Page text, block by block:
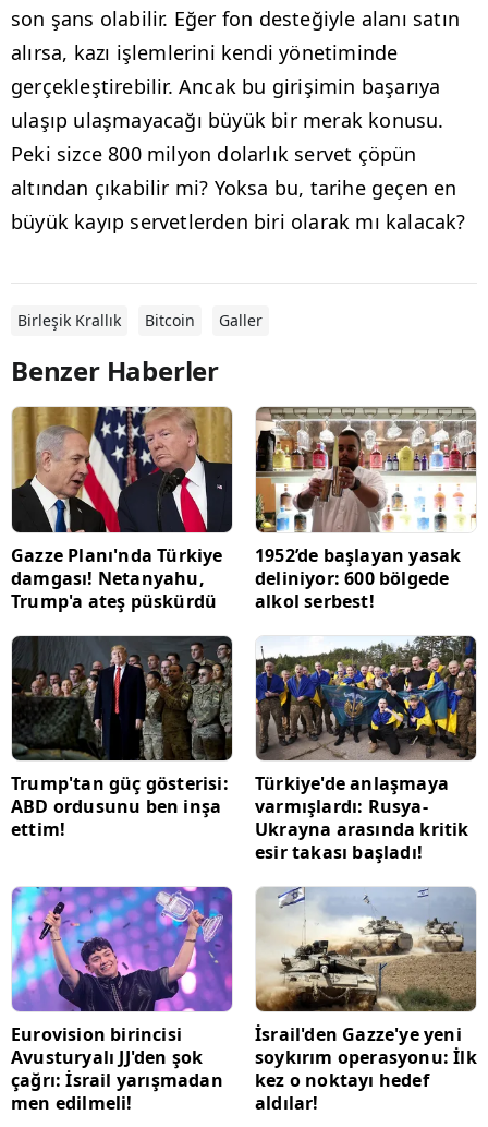
son şans olabilir. Eğer fon desteğiyle alanı satın
alırsa, kazı işlemlerini kendi yönetiminde
gerçekleştirebilir. Ancak bu girişimin başarıya
ulaşıp ulaşmayacağı büyük bir merak konusu.
Peki sizce 800 milyon dolarlık servet çöpün
altından çıkabilir mi? Yoksa bu, tarihe geçen en
büyük kayıp servetlerden biri olarak mı kalacak?
Birleşik Krallık Bitcoin Galler
Benzer Haberler
Gazze Planı'nda Türkiye
damgası! Netanyahu,
Trump'a ateş püskürdü
1952’de başlayan yasak
deliniyor: 600 bölgede
alkol serbest!
Trump'tan güç gösterisi:
ABD ordusunu ben inşa
ettim!
Türkiye'de anlaşmaya
varmışlardı: Rusya-
Ukrayna arasında kritik
esir takası başladı!
Eurovision birincisi
Avusturyalı JJ'den şok
çağrı: İsrail yarışmadan
men edilmeli!
İsrail'den Gazze'ye yeni
soykırım operasyonu: İlk
kez o noktayı hedef
aldılar!